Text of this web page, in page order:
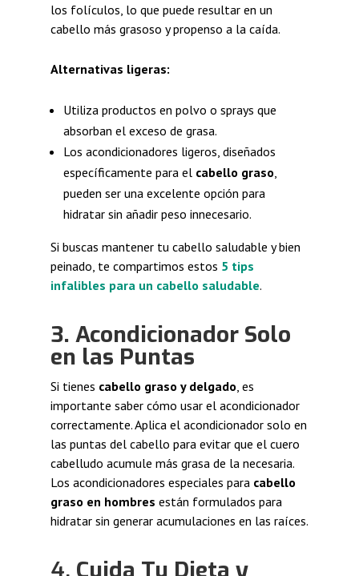
los folículos, lo que puede resultar en un
cabello más grasoso y propenso a la caída.
Alternativas ligeras:
Utiliza productos en polvo o sprays que
absorban el exceso de grasa.
Los acondicionadores ligeros, diseñados
específicamente para el cabello graso
pueden ser una excelente opción para
hidratar sin añadir peso innecesario.
Si buscas mantener tu cabello saludable y bien
peinado, te compartimos estos 5 tips
infalibles para un cabello saludable.
3. Acondicionador Solo
en las Puntas
Si tienes cabello graso y delgado , es
importante saber cómo usar el acondicionador
correctamente. Aplica el acondicionador solo en
las puntas del cabello para evitar que el cuero
cabelludo acumule más grasa de la necesaria.
Los acondicionadores especiales para cabello
graso en hombres están formulados para
hidratar sin generar acumulaciones en las raíces.
4. Cuida Tu Dieta y